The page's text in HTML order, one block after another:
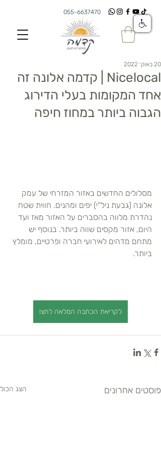
055-6637470
Nicelocal | קדמה אלונה זה
אחד המקומות בעלי הדירוג
הגבוה ביותר במחוז חיפה
20 באוק׳ 2022
מסלולים החדשים באזור המזרחי של עמק
אלונה (גבעת ניל''י) יפים ומהנים. חווית שטח
נהדרת מלווה בהסברים על האזור מאז ועד
היום, אזור מקסים שווה ביותר. בנוסף יש
מתחם מדהים לאירועי חברה ופרטיים, מומלץ
ביותר.
לקריאת הכתבה המלאה לחצו
פוסטים אחרונים הצג הכול